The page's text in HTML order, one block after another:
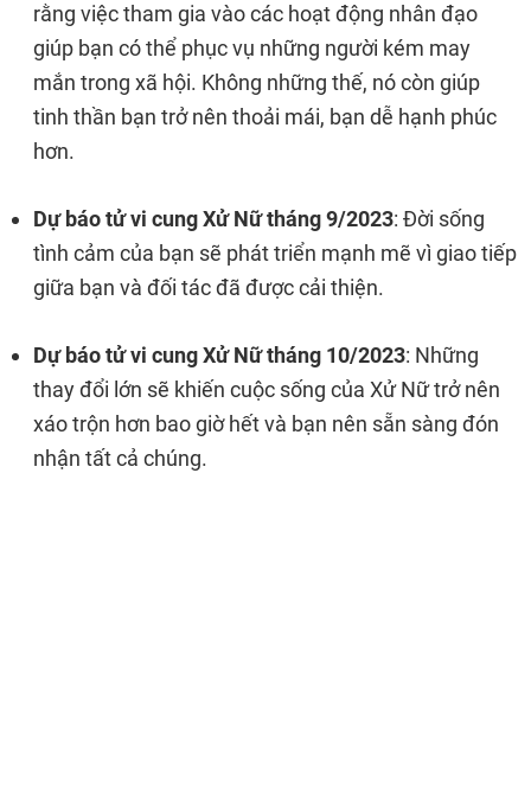
rằng việc tham gia vào các hoạt động nhân đạo
giúp bạn có thể phục vụ những người kém may
mắn trong xã hội. Không những thế, nó còn giúp
tinh thần bạn trở nên thoải mái, bạn dễ hạnh phúc
hơn.
Dự báo tử vi cung Xử Nữ tháng 9/2023: Đời sống
tình cảm của bạn sẽ phát triển mạnh mẽ vì giao tiếp
giữa bạn và đối tác đã được cải thiện.
Dự báo tử vi cung Xử Nữ tháng 10/2023: Những
thay đổi lớn sẽ khiến cuộc sống của Xử Nữ trở nên
xáo trộn hơn bao giờ hết và bạn nên sẵn sàng đón
nhận tất cả chúng.